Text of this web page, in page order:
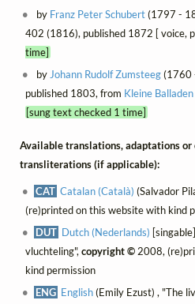
by Franz Peter Schubert(1797 -
402 (1816), published 1872 [ voice,
time]
by Johann Rudolf Zumsteeg(1760
published 1803, from Kleine
[sung text checked 1 time]
Available translations, adaptations or
transliterations (if applicable):
CAT Catalan (Català) (Salvador
(re)printed on this website with kind
DUT Dutch (Nederlands)
vluchteling",copyright ©2008,
kind permission
ENG English(Emily Ezust) , "The